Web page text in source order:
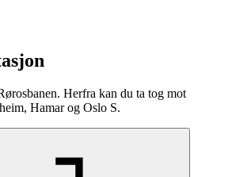
Herfra kan du ta tog mot
Hamar og Oslo S.